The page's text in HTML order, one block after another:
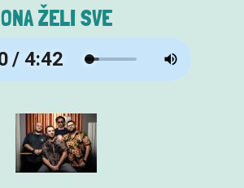
ONA ŽELI SVE